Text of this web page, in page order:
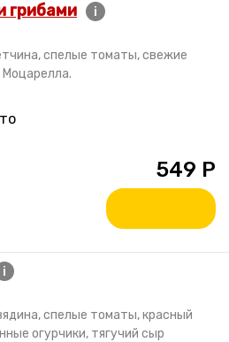
грибами i
спелые томаты, свежие
549 Р
i
спелые томаты, красный
огурчики, тягучий сыр